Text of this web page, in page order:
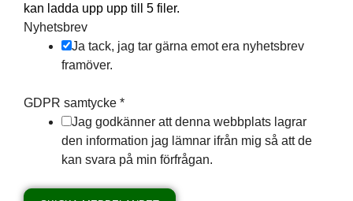
kan ladda upp upp till 5 filer.
Nyhetsbrev
Ja tack, jag tar gärna emot era nyhetsbrev
framöver.
GDPR samtycke *
Jag godkänner att denna webbplats lagrar
den information jag lämnar ifrån mig så att de
kan svara på min förfrågan.